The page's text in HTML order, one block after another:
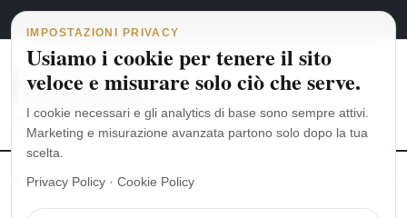
Vai al contenuto
Navigazione principale
6 agosto 2026 italiano
MoonSwatch: dalle origini al MISSION TO THE MOONPHASE
IMPOSTAZIONI PRIVACY
Usiamo i cookie per tenere il sito
veloce e misurare solo ciò che serve.
I cookie necessari e gli analytics di base sono sempre attivi.
Marketing e misurazione avanzata partono solo dopo la tua
scelta.
Privacy Policy · Cookie Policy